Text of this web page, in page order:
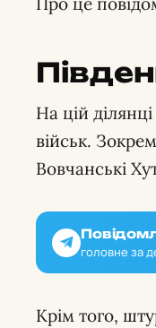
На цій
військ.
Вовчанські
головне за
Крім того,